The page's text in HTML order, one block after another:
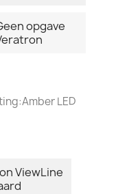
opgave
LED
ViewLine